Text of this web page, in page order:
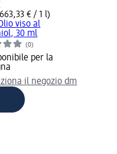
€ / 1 l)
viso al
30 ml
(0)
per la
il negozio dm